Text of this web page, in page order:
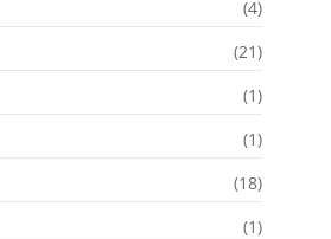
(4)
(21)
(1)
(1)
(18)
(1)